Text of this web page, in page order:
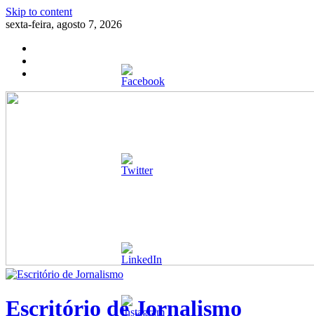
Skip to content
sexta-feira, agosto 7, 2026
Escritório de Jornalismo